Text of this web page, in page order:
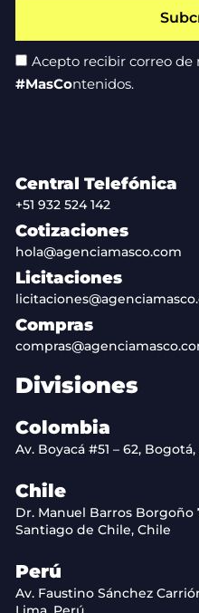
Acepto recibir correo de
#MasContenidos.
Central Telefónica
+51 932 524 142
Cotizaciones
hola@agenciamasco.com
Licitaciones
Compras
Divisiones
Colombia
Av. Boyacá #51 – 62,
Chile
Dr. Manuel Barros Borgoño
Santiago de Chile, Chile
Perú
Av. Faustino Sánchez